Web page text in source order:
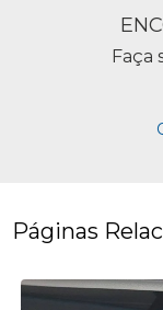
Faça
Páginas